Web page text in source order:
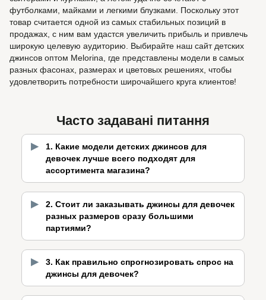
футболками, майками и легкими блузками. Поскольку этот
товар считается одной из самых стабильных позиций в
продажах, с ним вам удастся увеличить прибыль и привлечь
широкую целевую аудиторию. Выбирайте наш сайт детских
джинсов оптом Melorina, где представлены модели в самых
разных фасонах, размерах и цветовых решениях, чтобы
удовлетворить потребности широчайшего круга клиентов!
Часто задавані питання
1. Какие модели детских джинсов для
девочек лучше всего подходят для
ассортимента магазина?
2. Стоит ли заказывать джинсы для девочек
разных размеров сразу большими
партиями?
3. Как правильно спрогнозировать спрос на
джинсы для девочек?